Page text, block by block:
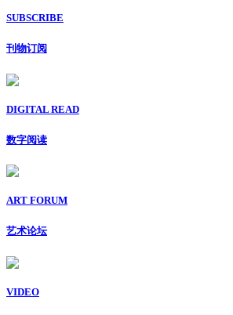
SUBSCRIBE
刊物订阅
DIGITAL READ
数字阅读
ART FORUM
艺术论坛
VIDEO